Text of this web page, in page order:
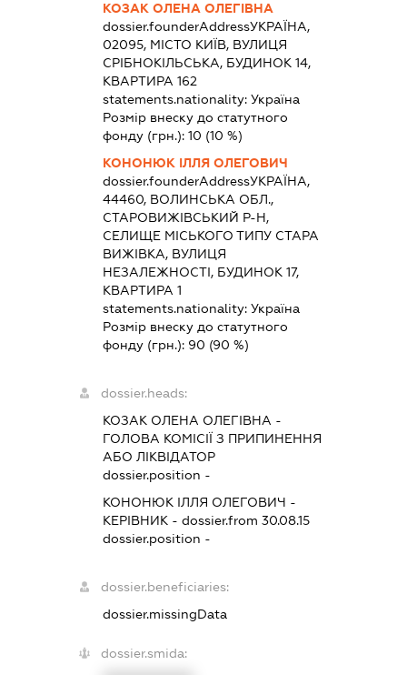
КОЗАК ОЛЕНА ОЛЕГІВНА
dossier.founderAddressУКРАЇНА,
02095, МІСТО КИЇВ, ВУЛИЦЯ
СРІБНОКІЛЬСЬКА, БУДИНОК 14,
КВАРТИРА 162
statements.nationality:Україна
Розмір внеску до статутного
фонду (грн.):10 (10 %)
КОНОНЮК ІЛЛЯ ОЛЕГОВИЧ
dossier.founderAddressУКРАЇНА,
44460, ВОЛИНСЬКА ОБЛ.,
СТАРОВИЖІВСЬКИЙ Р-Н,
СЕЛИЩЕ МІСЬКОГО ТИПУ СТАРА
ВИЖІВКА, ВУЛИЦЯ
НЕЗАЛЕЖНОСТІ, БУДИНОК 17,
КВАРТИРА 1
statements.nationality:Україна
Розмір внеску до статутного
фонду (грн.): 90 (90 %)
dossier.heads:
КОЗАК ОЛЕНА ОЛЕГІВНА -
ГОЛОВА КОМІСІЇ З ПРИПИНЕННЯ
АБО ЛІКВІДАТОР
dossier.position -
КОНОНЮК ІЛЛЯ ОЛЕГОВИЧ -
КЕРІВНИК - dossier.from 30.08.15
dossier.position -
dossier.beneficiaries:
dossier.missingData
dossier.smida: